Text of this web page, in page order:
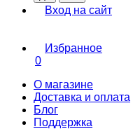
Вход на сайт
Избранное
0
О магазине
Доставка и оплата
Блог
Поддержка